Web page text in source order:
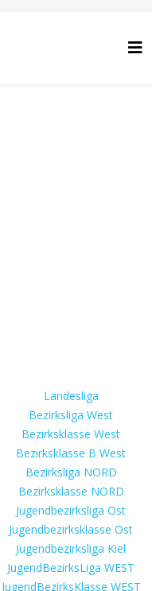
Landesliga
Bezirksliga West
Bezirksklasse West
Bezirksklasse B West
Bezirksliga NORD
Bezirksklasse NORD
Jugendbezirksliga Ost
Jugendbezirksklasse Ost
Jugendbezirksliga Kiel
JugendBezirksLiga WEST
JugendBezirksKlasse WEST